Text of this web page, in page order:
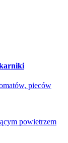
pieców
powietrzem